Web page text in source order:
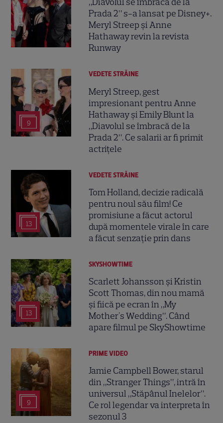
Prada 2” s-a lansat pe Disney+.
Meryl Streep și Anne
Hathaway revin la revista
Runway
9
VEDETE STRĂINE
Meryl Streep, gest
impresionant pentru Anne
Hathaway și Emily Blunt la
„Diavolul se îmbracă de la
Prada 2”. Ce salarii ar fi primit
actrițele
13
VEDETE STRĂINE
Tom Holland, decizie radicală
pentru noul său film! Ce
promisiune a făcut actorul
după momentele virale în care
a făcut senzație prin dans
13
SKYSHOWTIME
Scarlett Johansson și Kristin
Scott Thomas, din nou mamă
și fiică pe ecran în „My
Mother's Wedding”. Când
apare filmul pe SkyShowtime
9
PRIME VIDEO
Jamie Campbell Bower, starul
din „Stranger Things”, intră în
universul „Stăpânul Inelelor”.
Ce rol legendar va interpreta în
sezonul 3